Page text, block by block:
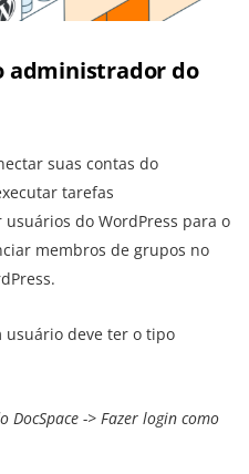
administrador do
suas contas do
tarefas
do WordPress para o
membros de grupos no
usuário deve ter o tipo
DocSpace -> Fazer login como